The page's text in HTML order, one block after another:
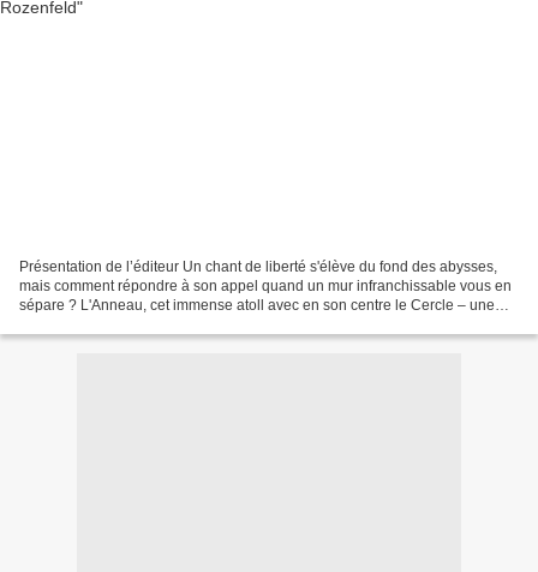
Présentation de l’éditeur Un chant de liberté s'élève du fond des abysses,
mais comment répondre à son appel quand un mur infranchissable vous en
sépare ? L'Anneau, cet immense atoll avec en son centre le Cercle – une